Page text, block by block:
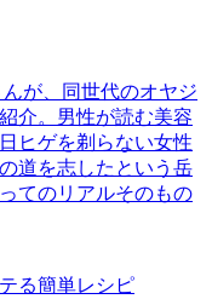
が、同世代のオヤジ
介。男性が読む美容
ヒゲを剃らない女性
道を志したという岳
てのリアルそのもの
る簡単レシピ